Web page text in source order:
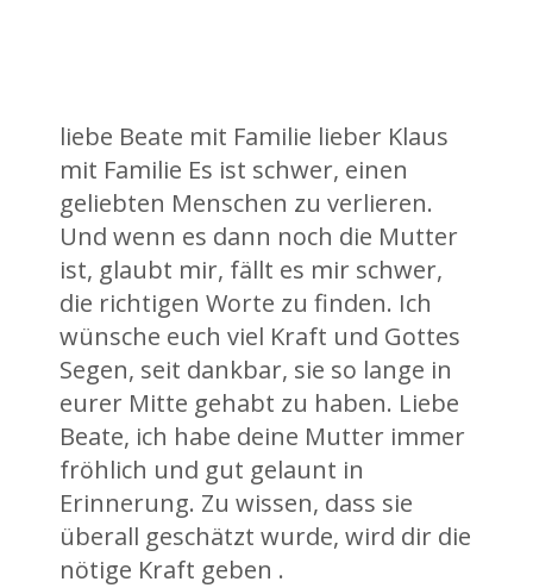
liebe Beate mit Familie lieber Klaus
mit Familie Es ist schwer, einen
geliebten Menschen zu verlieren.
Und wenn es dann noch die Mutter
ist, glaubt mir, fällt es mir schwer,
die richtigen Worte zu finden. Ich
wünsche euch viel Kraft und Gottes
Segen, seit dankbar, sie so lange in
eurer Mitte gehabt zu haben. Liebe
Beate, ich habe deine Mutter immer
fröhlich und gut gelaunt in
Erinnerung. Zu wissen, dass sie
überall geschätzt wurde, wird dir die
nötige Kraft geben .